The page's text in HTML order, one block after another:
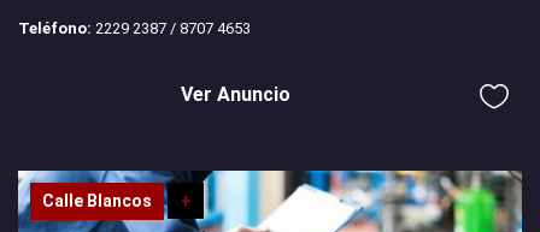
Teléfono: 2229 2387 / 8707 4653
Ver Anuncio
Calle Blancos +